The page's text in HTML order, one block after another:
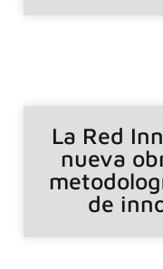
La Red
nueva
de